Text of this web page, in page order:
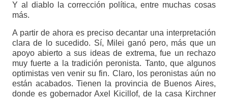
Y al diablo la corrección política, entre muchas cosas
más.
A partir de ahora es preciso decantar una interpretación
clara de lo sucedido. Sí, Milei ganó pero, más que un
apoyo abierto a sus ideas de extrema, fue un rechazo
muy fuerte a la tradición peronista. Tanto, que algunos
optimistas ven venir su fin. Claro, los peronistas aún no
están acabados. Tienen la provincia de Buenos Aires,
donde es gobernador Axel Kicillof, de la casa Kirchner